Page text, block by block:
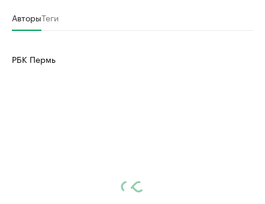
АвторыТеги
РБК Пермь